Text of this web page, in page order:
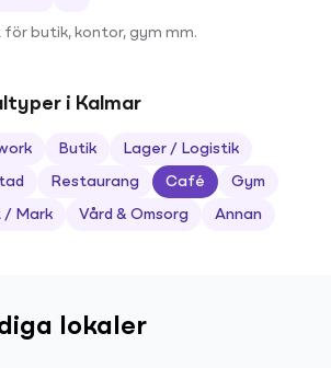
butik, kontor, gym mm.
i Kalmar
Butik Lager / Logistik
Restaurang Café Gym
/ Mark Vård & Omsorg Annan
lokaler